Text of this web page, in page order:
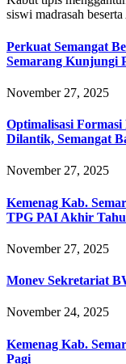
siswi madrasah
Perkuat Semangat
Semarang Kunjungi
November 27, 2025
Optimalisasi Formasi
Dilantik, Semangat
November 27, 2025
Kemenag Kab.
TPG PAI Akhir
November 27, 2025
Monev Sekretariat
November 24, 2025
Kemenag Kab.
Pagi